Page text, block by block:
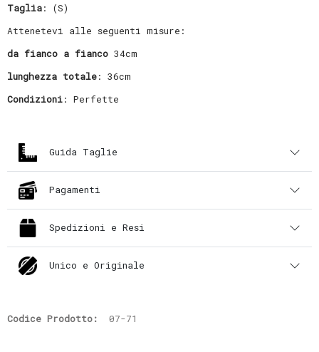
Taglia: (S)
Attenetevi alle seguenti misure:
da fianco a fianco34cm
lunghezza totale: 36cm
Condizioni: Perfette
Guida Taglie
Pagamenti
Spedizioni e Resi
Unico e Originale
Codice Prodotto: 07-71